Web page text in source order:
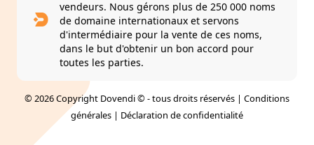
vendeurs. Nous gérons plus de 250 000 noms
de domaine internationaux et servons
d'intermédiaire pour la vente de ces noms,
dans le but d'obtenir un bon accord pour
toutes les parties.
© 2026 Copyright Dovendi © - tous droits réservés | Conditions
générales | Déclaration de confidentialité